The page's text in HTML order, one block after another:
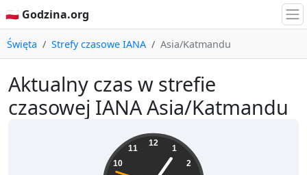
🇵🇱 Godzina.org
Święta Strefy czasowe IANA Asia/Katmandu
Aktualny czas w strefie
czasowej IANA Asia/Katmandu
12
1
2
10
11